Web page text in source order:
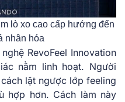
lò xo cao cấp hướng đến
nhân hóa
RevoFeel Innovation
nằm linh hoạt. Người
lật ngược lớp feeling
hợp hơn. Cách làm này